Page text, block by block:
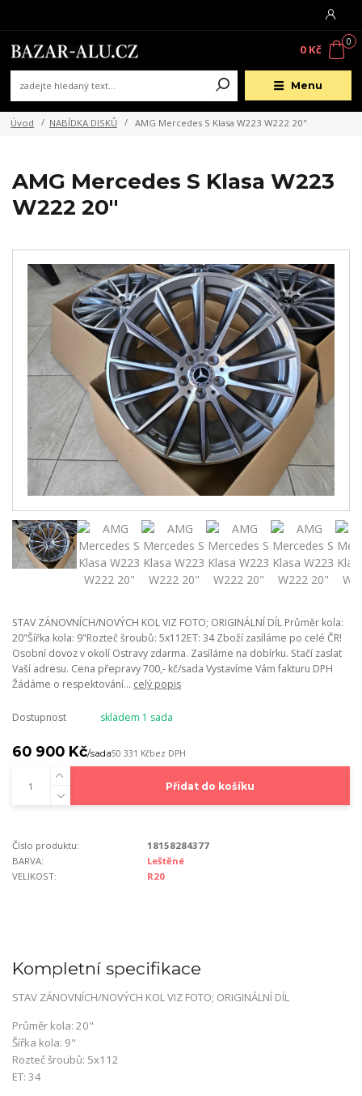
Menu
0
0 Kč
Úvod NABÍDKA DISKŮ AMG Mercedes S Klasa W223 W222 20"
AMG Mercedes S Klasa W223
W222 20"
STAV ZÁNOVNÍCH/NOVÝCH KOL VIZ FOTO; ORIGINÁLNÍ DÍL Průměr kola:
20"Šířka kola: 9"Rozteč šroubů: 5x112ET: 34 Zboží zasíláme po celé ČR!
Osobní dovoz v okolí Ostravy zdarma. Zasíláme na dobírku. Stačí zaslat
Vaší adresu. Cena přepravy 700,- kč/sada Vystavíme Vám fakturu DPH
Žádáme o respektování... celý popis
Dostupnost skladem 1 sada
60 900 Kč/sada50 331 Kčbez DPH
Přidat do košíku
Číslo produktu:
18158284377
BARVA:
Leštěné
VELIKOST:
R20
Kompletní specifikace
STAV ZÁNOVNÍCH/NOVÝCH KOL VIZ FOTO; ORIGINÁLNÍ DÍL
Průměr kola: 20"
Šířka kola: 9"
Rozteč šroubů: 5x112
ET: 34